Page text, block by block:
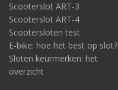
Scooterslot ART-3
Scooterslot ART-4
Scootersloten test
E-bike: hoe het best op slot?
Sloten keurmerken: het
overzicht